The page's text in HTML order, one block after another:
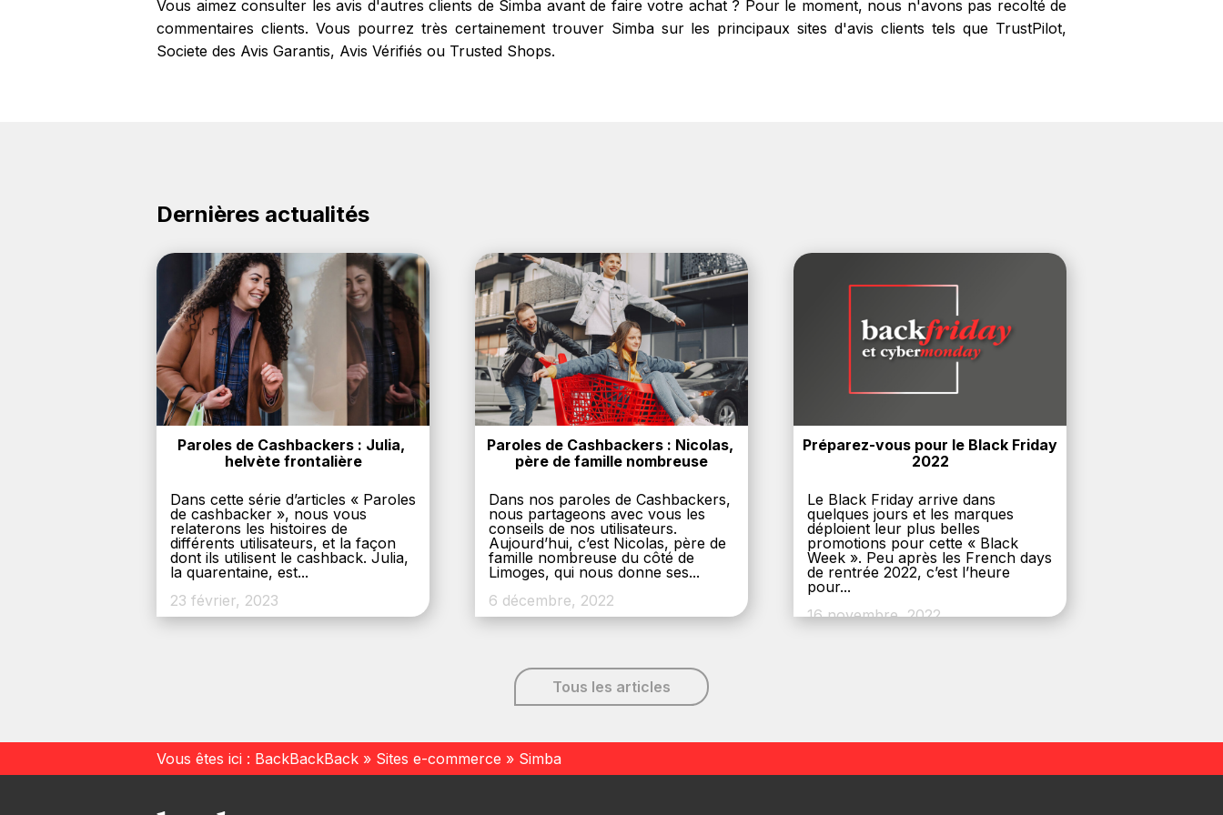
Vous aimez consulter les avis d'autres clients de Simba avant de faire votre achat ? Pour le moment, nous n'avons pas recolté de
commentaires clients. Vous pourrez très certainement trouver Simba sur les principaux sites d'avis clients tels que TrustPilot,
Societe des Avis Garantis, Avis Vérifiés ou Trusted Shops.
Dernières actualités
Paroles de Cashbackers : Julia,
helvète frontalière
Dans cette série d’articles « Paroles
de cashbacker », nous vous
relaterons les histoires de
différents utilisateurs, et la façon
dont ils utilisent le cashback. Julia,
la quarentaine, est...
23 février, 2023
Paroles de Cashbackers : Nicolas,
père de famille nombreuse
Dans nos paroles de Cashbackers,
nous partageons avec vous les
conseils de nos utilisateurs.
Aujourd’hui, c’est Nicolas, père de
famille nombreuse du côté de
Limoges, qui nous donne ses...
6 décembre, 2022
Préparez-vous pour le Black Friday
2022
Le Black Friday arrive dans
quelques jours et les marques
déploient leur plus belles
promotions pour cette « Black
Week ». Peu après les French days
de rentrée 2022, c’est l’heure
pour...
16 novembre, 2022
Tous les articles
Vous êtes ici : BackBackBack » Sites e-commerce » Simba